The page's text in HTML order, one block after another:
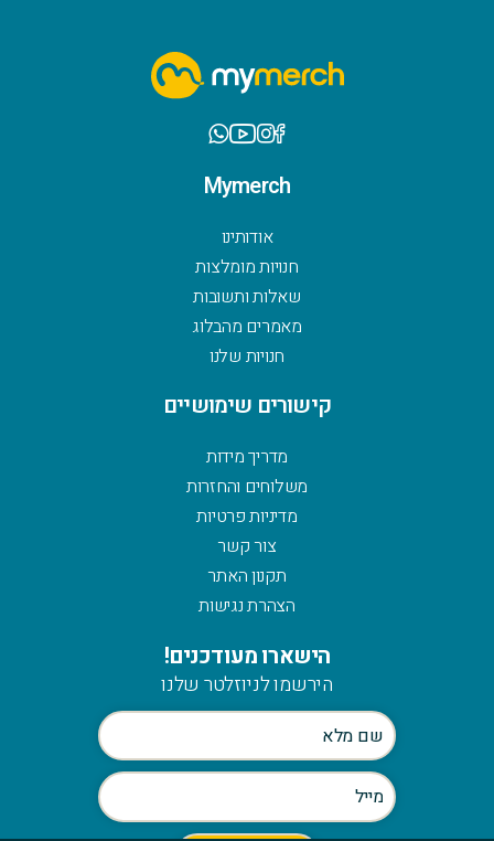
Mymerch
אודותינו
חנויות מומלצות
שאלות ותשובות
מאמרים מהבלוג
חנויות שלנו
קישורים שימושיים
מדריך מידות
משלוחים והחזרות
מדיניות פרטיות
צור קשר
תקנון האתר
הצהרת נגישות
הישארו מעודכנים!
הירשמו לניוזלטר שלנו